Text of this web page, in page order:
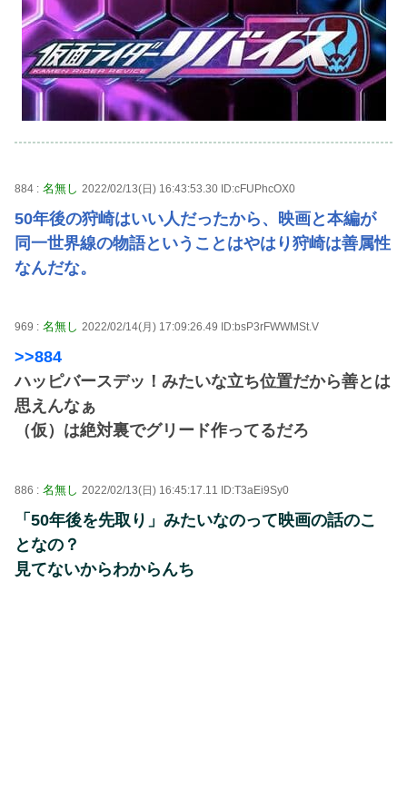
884 : 名無し 2022/02/13(日) 16:43:53.30 ID:cFUPhcOX0
50年後の狩崎はいい人だったから、映画と本編が
同一世界線の物語ということはやはり狩崎は善属性
なんだな。
969 : 名無し 2022/02/14(月) 17:09:26.49 ID:bsP3rFWWMSt.V
>>884
ハッピバースデッ！みたいな立ち位置だから善とは
思えんなぁ
（仮）は絶対裏でグリード作ってるだろ
886 : 名無し 2022/02/13(日) 16:45:17.11 ID:T3aEi9Sy0
「50年後を先取り」みたいなのって映画の話のこ
となの？
見てないからわからんち